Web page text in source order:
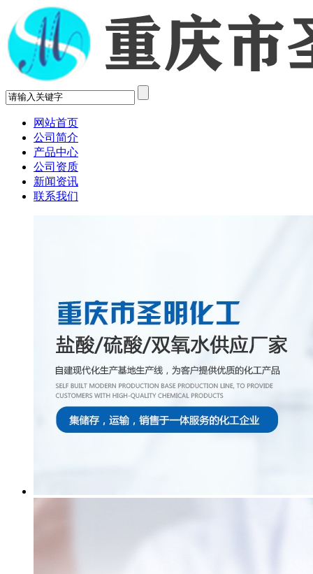
网站首页
公司简介
产品中心
公司资质
新闻资讯
联系我们